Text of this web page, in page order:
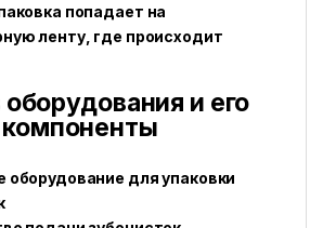
попадает на
ленту, где происходит
и его
компоненты
оборудование для упаковки